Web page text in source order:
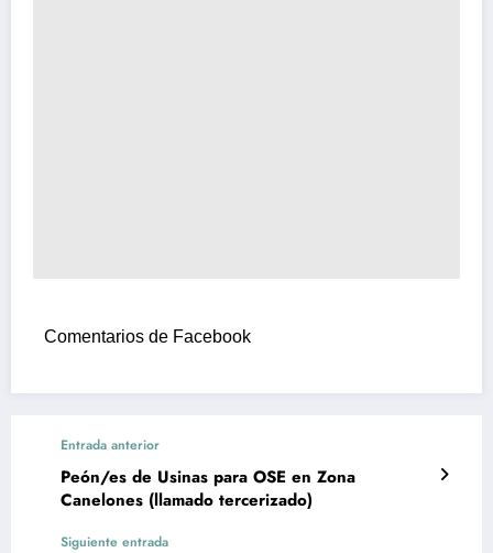
Comentarios de Facebook
Entrada anterior
Peón/es de Usinas para OSE en Zona
Canelones (llamado tercerizado)
Siguiente entrada